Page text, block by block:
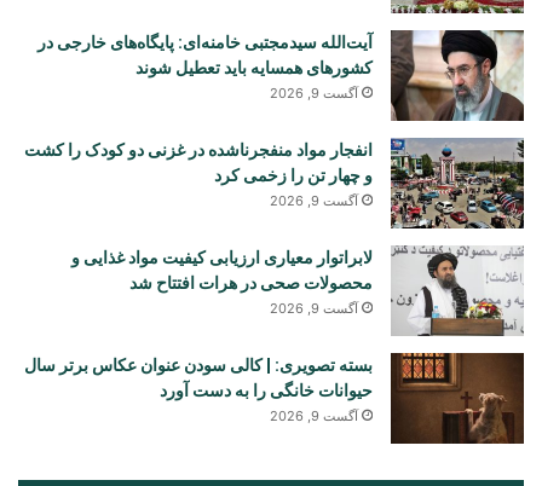
آیت‌الله سیدمجتبی خامنه‌ای: پایگاه‌های خارجی در
کشورهای همسایه باید تعطیل شوند
آگست 9, 2026
انفجار مواد منفجرناشده در غزنی دو کودک را کشت
و چهار تن را زخمی کرد
آگست 9, 2026
لابراتوار معیاری ارزیابی کیفیت مواد غذایی و
محصولات صحی در هرات افتتاح شد
آگست 9, 2026
بسته تصویری: | کالی سودن عنوان عکاس برتر سال
حیوانات خانگی را به دست آورد
آگست 9, 2026